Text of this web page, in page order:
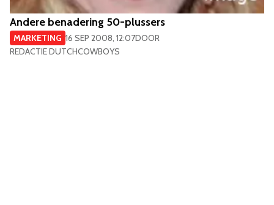
Andere benadering 50-plussers
MARKETING 16 SEP 2008, 12:07DOOR
REDACTIE DUTCHCOWBOYS